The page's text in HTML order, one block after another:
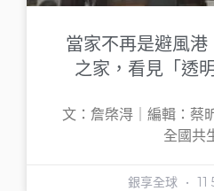
當家不再是避風
之家，看見「透
文：詹棨淂｜編輯：蔡
全國共
銀享全球 11